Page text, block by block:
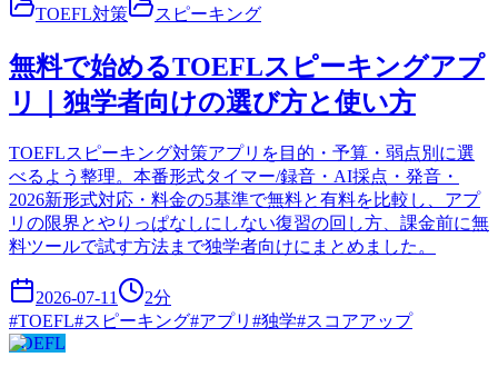
TOEFL対策 スピーキング
無料で始めるTOEFLスピーキングアプ
リ｜独学者向けの選び方と使い方
TOEFLスピーキング対策アプリを目的・予算・弱点別に選
べるよう整理。本番形式タイマー/録音・AI採点・発音・
2026新形式対応・料金の5基準で無料と有料を比較し、アプ
リの限界とやりっぱなしにしない復習の回し方、課金前に無
料ツールで試す方法まで独学者向けにまとめました。
2026-07-11 2分
#TOEFL#スピーキング#アプリ #独学#スコアアップ
TOEFL